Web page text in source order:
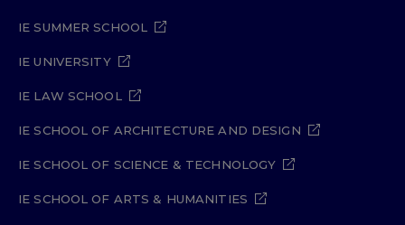
IE SUMMER SCHOOL
IE UNIVERSITY
IE LAW SCHOOL
IE SCHOOL OF ARCHITECTURE AND DESIGN
IE SCHOOL OF SCIENCE & TECHNOLOGY
IE SCHOOL OF ARTS & HUMANITIES